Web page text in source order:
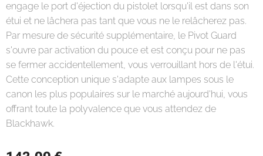
engage le port d'éjection du pistolet lorsqu'il est dans son
étui et ne lâchera pas tant que vous ne le relâcherez pas.
Par mesure de sécurité supplémentaire, le Pivot Guard
s'ouvre par activation du pouce et est conçu pour ne pas
se fermer accidentellement, vous verrouillant hors de l'étui.
Cette conception unique s'adapte aux lampes sous le
canon les plus populaires sur le marché aujourd'hui, vous
offrant toute la polyvalence que vous attendez de
Blackhawk.